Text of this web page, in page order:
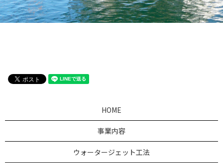
HOME
事業内容
ウォータージェット工法